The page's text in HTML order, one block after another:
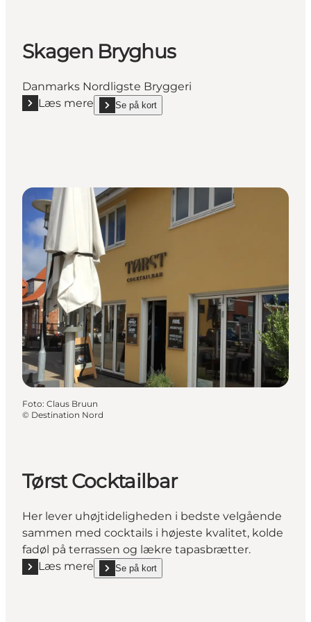
Skagen Bryghus
Danmarks Nordligste Bryggeri
Læs mere
Læs mere "Skagen Bryghus"
Se på kort
show Skagen Bryghus on_map
Foto: Claus Bruun
© Destination Nord
Tørst Cocktailbar
Her lever uhøjtideligheden i bedste velgående
sammen med cocktails i højeste kvalitet, kolde
fadøl på terrassen og lækre tapasbrætter.
Læs mere
Læs mere "Tørst Cocktailbar"
Se på kort
show Tørst Cocktailbar on_map